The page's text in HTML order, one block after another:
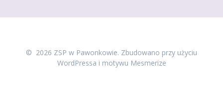
© 2026 ZSP w Pawonkowie. Zbudowano przy użyciu
WordPressa i motywu Mesmerize